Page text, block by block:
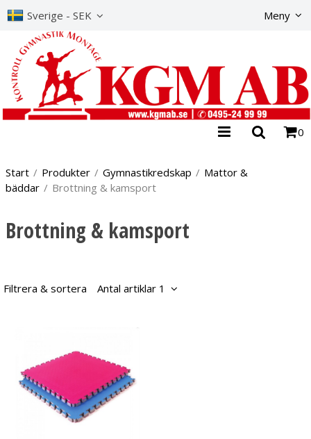
Sverige - SEK Meny
0
Start / Produkter / Gymnastikredskap / Mattor &
bäddar / Brottning & kamsport
Brottning & kamsport
Filtrera & sortera Antal artiklar 1